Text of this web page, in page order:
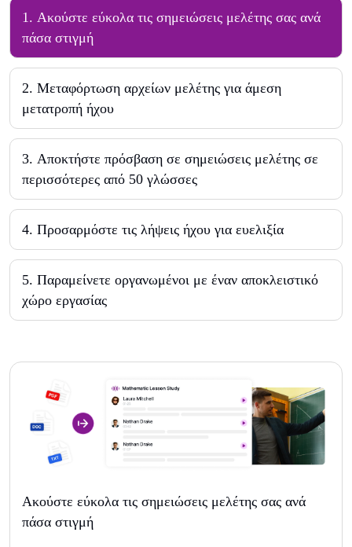
1. Ακούστε εύκολα τις σημειώσεις μελέτης σας ανά
πάσα στιγμή
2. Μεταφόρτωση αρχείων μελέτης για άμεση
μετατροπή ήχου
3. Αποκτήστε πρόσβαση σε σημειώσεις μελέτης σε
περισσότερες από 50 γλώσσες
4. Προσαρμόστε τις λήψεις ήχου για ευελιξία
5. Παραμείνετε οργανωμένοι με έναν αποκλειστικό
χώρο εργασίας
Ακούστε εύκολα τις σημειώσεις μελέτης σας ανά
πάσα στιγμή